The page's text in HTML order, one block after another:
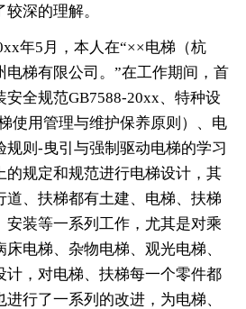
深的理解。
年5月，本人在“××电梯（杭
电梯有限公司。”在工作期间，首
全规范GB7588-20xx、特种设
使用管理与维护保养原则）、电
规则-曳引与强制驱动电梯的学习
的规定和规范进行电梯设计，其
道、扶梯都有土建、电梯、扶梯
安装等一系列工作，尤其是对乘
电梯、杂物电梯、观光电梯、
计，对电梯、扶梯每一个零件都
行了一系列的改进，为电梯、